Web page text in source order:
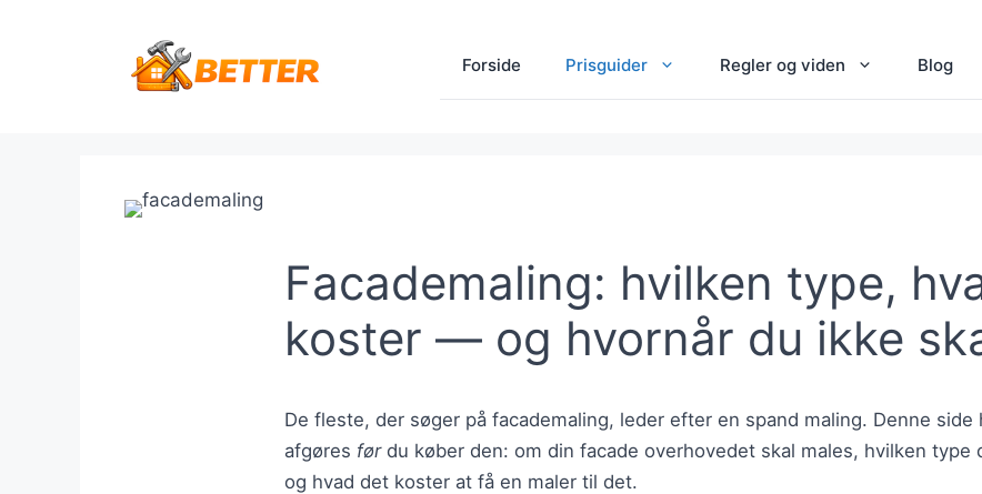
Forside Prisguider Regler og viden Blog
Facademaling: hvilken type,
koster — og hvornår du ikke
De fleste, der søger på facademaling, leder efter en spand maling. Denne
afgøres førdu køber den: om din facade overhovedet skal males, hvilken type
og hvad det koster at få en maler til det.